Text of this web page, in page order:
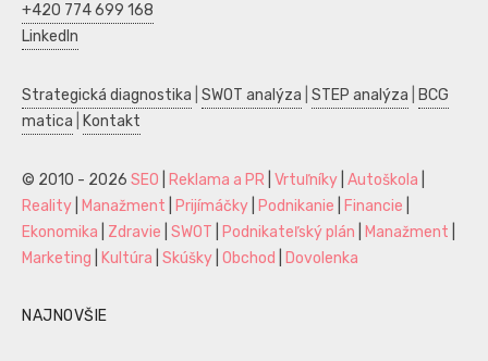
+420 774 699 168
LinkedIn
Strategická diagnostika SWOT analýza STEP analýza
BCG
matica
Kontakt
© 2010 - 2026 SEO Reklama a PR Vrtuľníky Autoškola
Reality
Manažment Prijímáčky Podnikanie Financie
Ekonomika
Zdravie SWOT Podnikateľský plán Manažment
Marketing
Kultúra Skúšky Obchod Dovolenka
NAJNOVŠIE